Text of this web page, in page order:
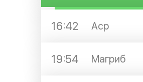
16:42 Аср
19:54 Магриб